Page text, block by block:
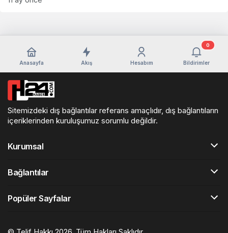
Anasayfa Akış Hesabım Bildirimler
0
Sitemizdeki dış bağlantılar referans amaçlıdır, dış bağlantıların
içeriklerinden kuruluşumuz sorumlu değildir.
Kurumsal
Bağlantılar
Popüler Sayfalar